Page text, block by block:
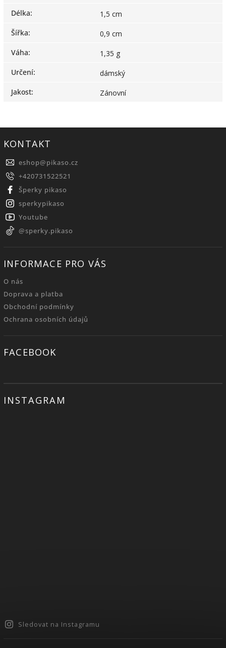
Délka:
1,5 cm
Šířka:
0,9 cm
Váha:
1,35 g
Určení:
dámský
Jakost: Zánovní
KONTAKT
eshop@pikaso.cz
+420731522521
Šperky pikaso
sperkypikaso
Youtube
@sperky.pikaso
INFORMACE PRO VÁS
O nás
Doprava a platba
Obchodní podmínky
Ochrana osobních údajů
FACEBOOK
INSTAGRAM
Sledovat na Instagramu